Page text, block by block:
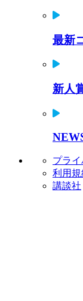
最新
新人
プラ
利用規
講談社